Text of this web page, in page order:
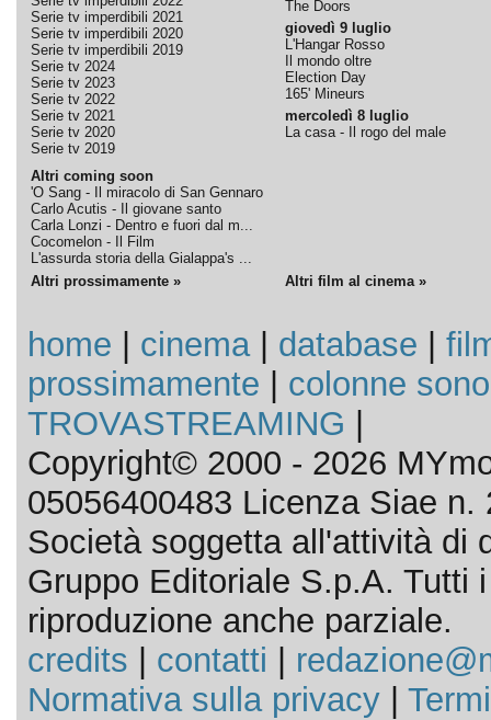
Serie tv imperdibili 2021
Serie tv imperdibili 2020
Serie tv imperdibili 2019
Serie tv 2024
Serie tv 2023
Serie tv 2022
Serie tv 2021
Serie tv 2020
Serie tv 2019
Altri coming soon
'O Sang - Il miracolo di San Gennaro
Carlo Acutis - Il giovane santo
Carla Lonzi - Dentro e fuori dal m...
Cocomelon - Il Film
L'assurda storia della Gialappa's ...
The Doors
giovedì 9 luglio
L'Hangar Rosso
Il mondo oltre
Election Day
165' Mineurs
mercoledì 8 luglio
La casa - Il rogo del male
Altri prossimamente » Altri film al cinema »
home cinema| database
prossimamente
colonne
TROVASTREAMING
Copyright© 2000 - 2026
05056400483 Licenza Siae n.
Società soggetta all'attività di
Gruppo Editoriale S.p.A. Tutti
riproduzione anche parziale.
credits
contatti
Normativa sulla privacy|